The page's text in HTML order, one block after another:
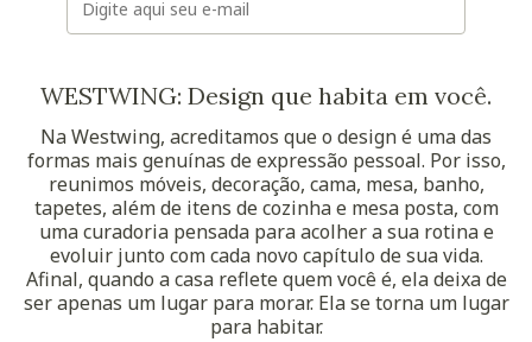
WESTWING: Design que habita em você.
Na Westwing, acreditamos que o design é uma das
formas mais genuínas de expressão pessoal. Por isso,
reunimos móveis, decoração, cama, mesa, banho,
tapetes, além de itens de cozinha e mesa posta, com
uma curadoria pensada para acolher a sua rotina e
evoluir junto com cada novo capítulo de sua vida.
Afinal, quando a casa reflete quem você é, ela deixa de
ser apenas um lugar para morar. Ela se torna um lugar
para habitar.